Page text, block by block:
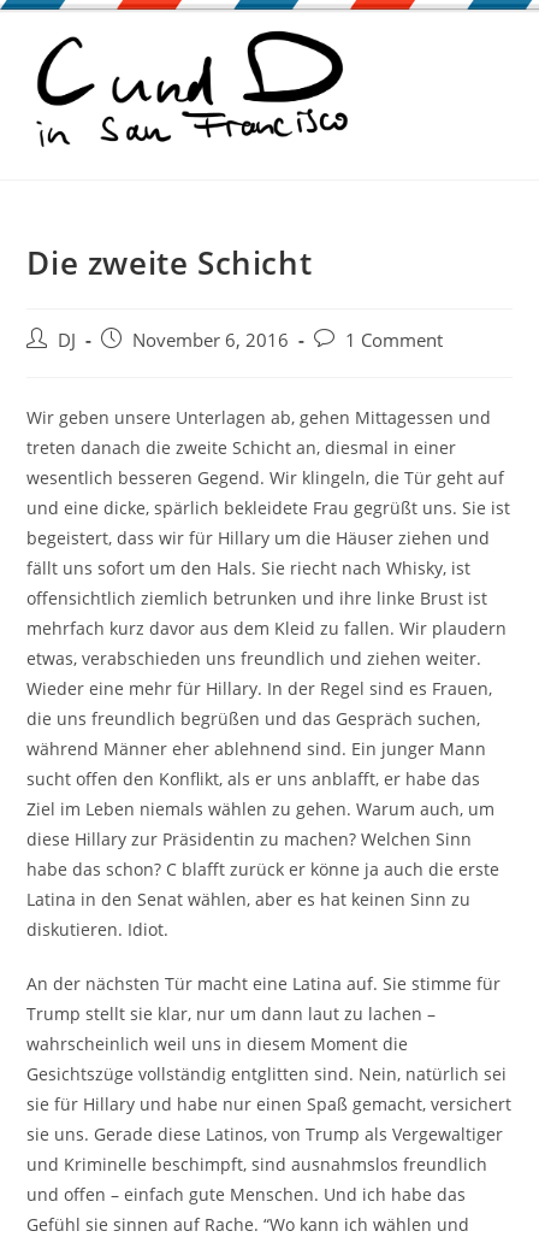
Zum
springen
Die zweite Schicht
Beitrags-
DJ
BeitragNovember 6, 2016
Beitrags-
1 Comment
Wir geben unsere Unterlagen ab, gehen Mittagessen und
treten danach die zweite Schicht an, diesmal in einer
wesentlich besseren Gegend. Wir klingeln, die Tür geht auf
und eine dicke, spärlich bekleidete Frau gegrüßt uns. Sie ist
begeistert, dass wir für Hillary um die Häuser ziehen und
fällt uns sofort um den Hals. Sie riecht nach Whisky, ist
offensichtlich ziemlich betrunken und ihre linke Brust ist
mehrfach kurz davor aus dem Kleid zu fallen. Wir plaudern
etwas, verabschieden uns freundlich und ziehen weiter.
Wieder eine mehr für Hillary. In der Regel sind es Frauen,
die uns freundlich begrüßen und das Gespräch suchen,
während Männer eher ablehnend sind. Ein junger Mann
sucht offen den Konflikt, als er uns anblafft, er habe das
Ziel im Leben niemals wählen zu gehen. Warum auch, um
diese Hillary zur Präsidentin zu machen? Welchen Sinn
habe das schon? C blafft zurück er könne ja auch die erste
Latina in den Senat wählen, aber es hat keinen Sinn zu
diskutieren. Idiot.
An der nächsten Tür macht eine Latina auf. Sie stimme für
Trump stellt sie klar, nur um dann laut zu lachen –
wahrscheinlich weil uns in diesem Moment die
Gesichtszüge vollständig entglitten sind. Nein, natürlich sei
sie für Hillary und habe nur einen Spaß gemacht, versichert
sie uns. Gerade diese Latinos, von Trump als Vergewaltiger
und Kriminelle beschimpft, sind ausnahmslos freundlich
und offen – einfach gute Menschen. Und ich habe das
Gefühl sie sinnen auf Rache. “Wo kann ich wählen und